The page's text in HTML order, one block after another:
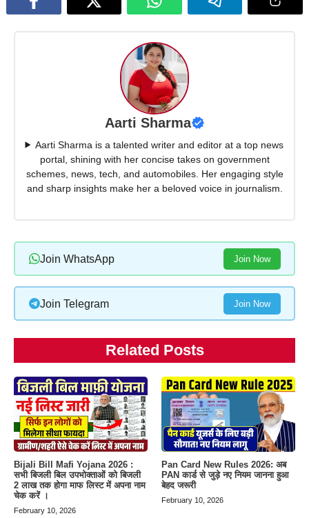
Aarti Sharma
Aarti Sharma is a talented writer and editor at a top news
portal, shining with her concise takes on government
schemes, news, tech, and automobiles. Her engaging style
and sharp insights make her a beloved voice in journalism.
Join WhatsApp Join Now
Join Telegram Join Now
Related Posts
Bijali Bill Mafi Yojana 2026 :
सभी बिजली बिल उपभोक्ताओं को बिजली
2 लाख तक होगा माफ लिस्ट में अपना नाम
चेक करें ।
February 10, 2026
Pan Card New Rules 2026: अब
PAN कार्ड से जुड़े नए नियम जानना हुआ
बेहद जरूरी
February 10, 2026